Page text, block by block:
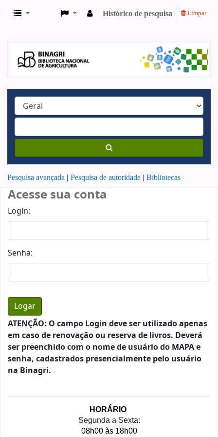
Histórico de pesquisa Limpar
Pesquisa avançada Pesquisa de autoridade Bibliotecas
Acesse sua conta
Login:
Senha:
ATENÇÃO: O campo Login deve ser utilizado apenas
em caso de renovação ou reserva de livros. Deverá
ser preenchido com o nome de usuário do MAPA e
senha, cadastrados presencialmente pelo usuário
na Binagri.
HORÁRIO
Segunda a Sexta:
08h00 às 18h00